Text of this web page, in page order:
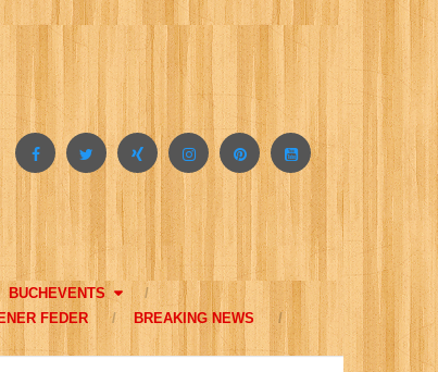
BUCHEVENTS
FEDER
BREAKING NEWS